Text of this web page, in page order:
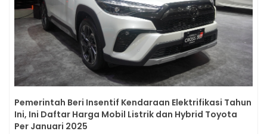
Pemerintah Beri Insentif Kendaraan Elektrifikasi Tahun
Ini, Ini Daftar Harga Mobil Listrik dan Hybrid Toyota
Per Januari 2025